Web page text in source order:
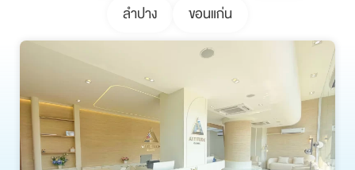
ลำปาง
ขอนแก่น